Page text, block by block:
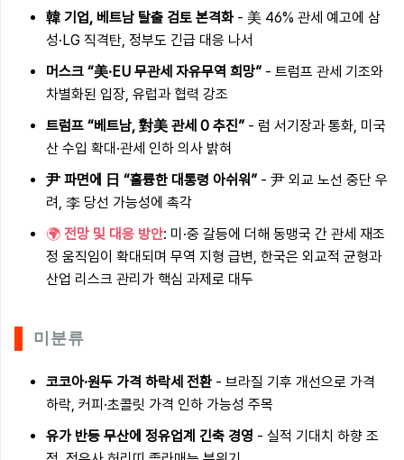
韓 기업, 베트남 탈출 검토 본격화 - 美 46% 관세 예고에 삼
성·LG 직격탄, 정부도 긴급 대응 나서
머스크 “美·EU 무관세 자유무역 희망” - 트럼프 관세 기조와
차별화된 입장, 유럽과 협력 강조
트럼프 “베트남, 對美 관세 0 추진” - 럼 서기장과 통화, 미국
산 수입 확대·관세 인하 의사 밝혀
尹 파면에 日 “훌륭한 대통령 아쉬워” - 尹 외교 노선 중단 우
려, 李 당선 가능성에 촉각
🌍 전망 및 대응 방안: 미·중 갈등에 더해 동맹국 간 관세 재조
정 움직임이 확대되며 무역 지형 급변, 한국은 외교적 균형과
산업 리스크 관리가 핵심 과제로 대두
미분류
코코아·원두 가격 하락세 전환 - 브라질 기후 개선으로 가격
하락, 커피·초콜릿 가격 인하 가능성 주목
유가 반등 무산에 정유업계 긴축 경영 - 실적 기대치 하향 조